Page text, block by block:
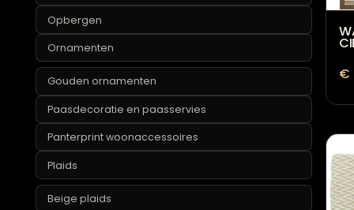
Landelijke woonaccessoires
Luxe woonaccessoires
Marmeren woonaccessoires
Opbergen
Ornamenten
Gouden ornamenten